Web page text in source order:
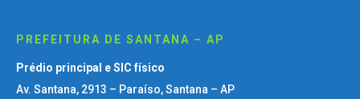
PREFEITURA DE SANTANA – AP
Prédio principal e SIC físico
Av. Santana, 2913 – Paraíso, Santana – AP